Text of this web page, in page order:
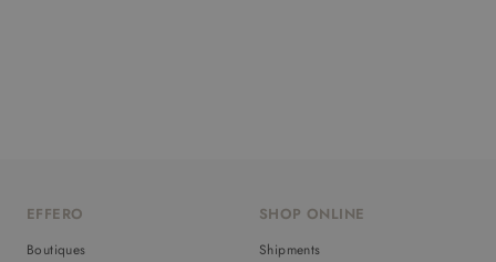
EFFERO
Boutiques
SHOP ONLINE
Shipments